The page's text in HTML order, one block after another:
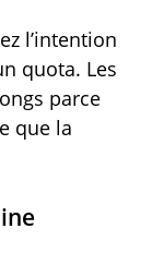
l’intention
quota. Les
parce
que la